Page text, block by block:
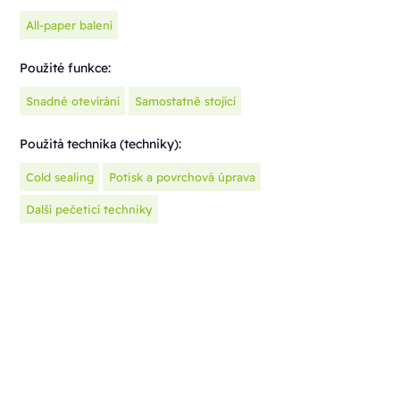
All-paper balení
Použité funkce:
Snadné otevírání Samostatně stojící
Použitá technika (techniky):
Cold sealing Potisk a povrchová úprava
Další pečeticí techniky